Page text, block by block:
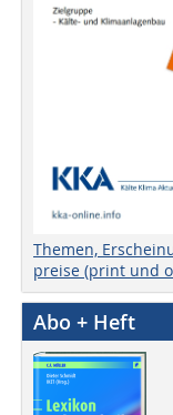
Themen,
preise (print und
Abo + Heft